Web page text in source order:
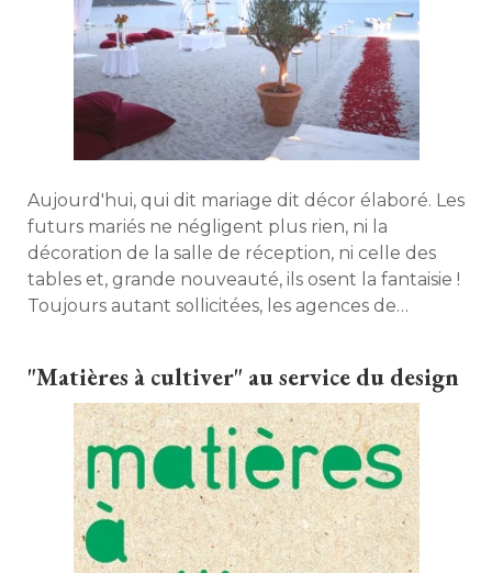
Aujourd'hui, qui dit mariage dit décor élaboré. Les
futurs mariés ne négligent plus rien, ni la
décoration de la salle de réception, ni celle des
tables et, grande nouveauté, ils osent la fantaisie !
Toujours autant sollicitées, les agences de
"Matières à cultiver" au service du design